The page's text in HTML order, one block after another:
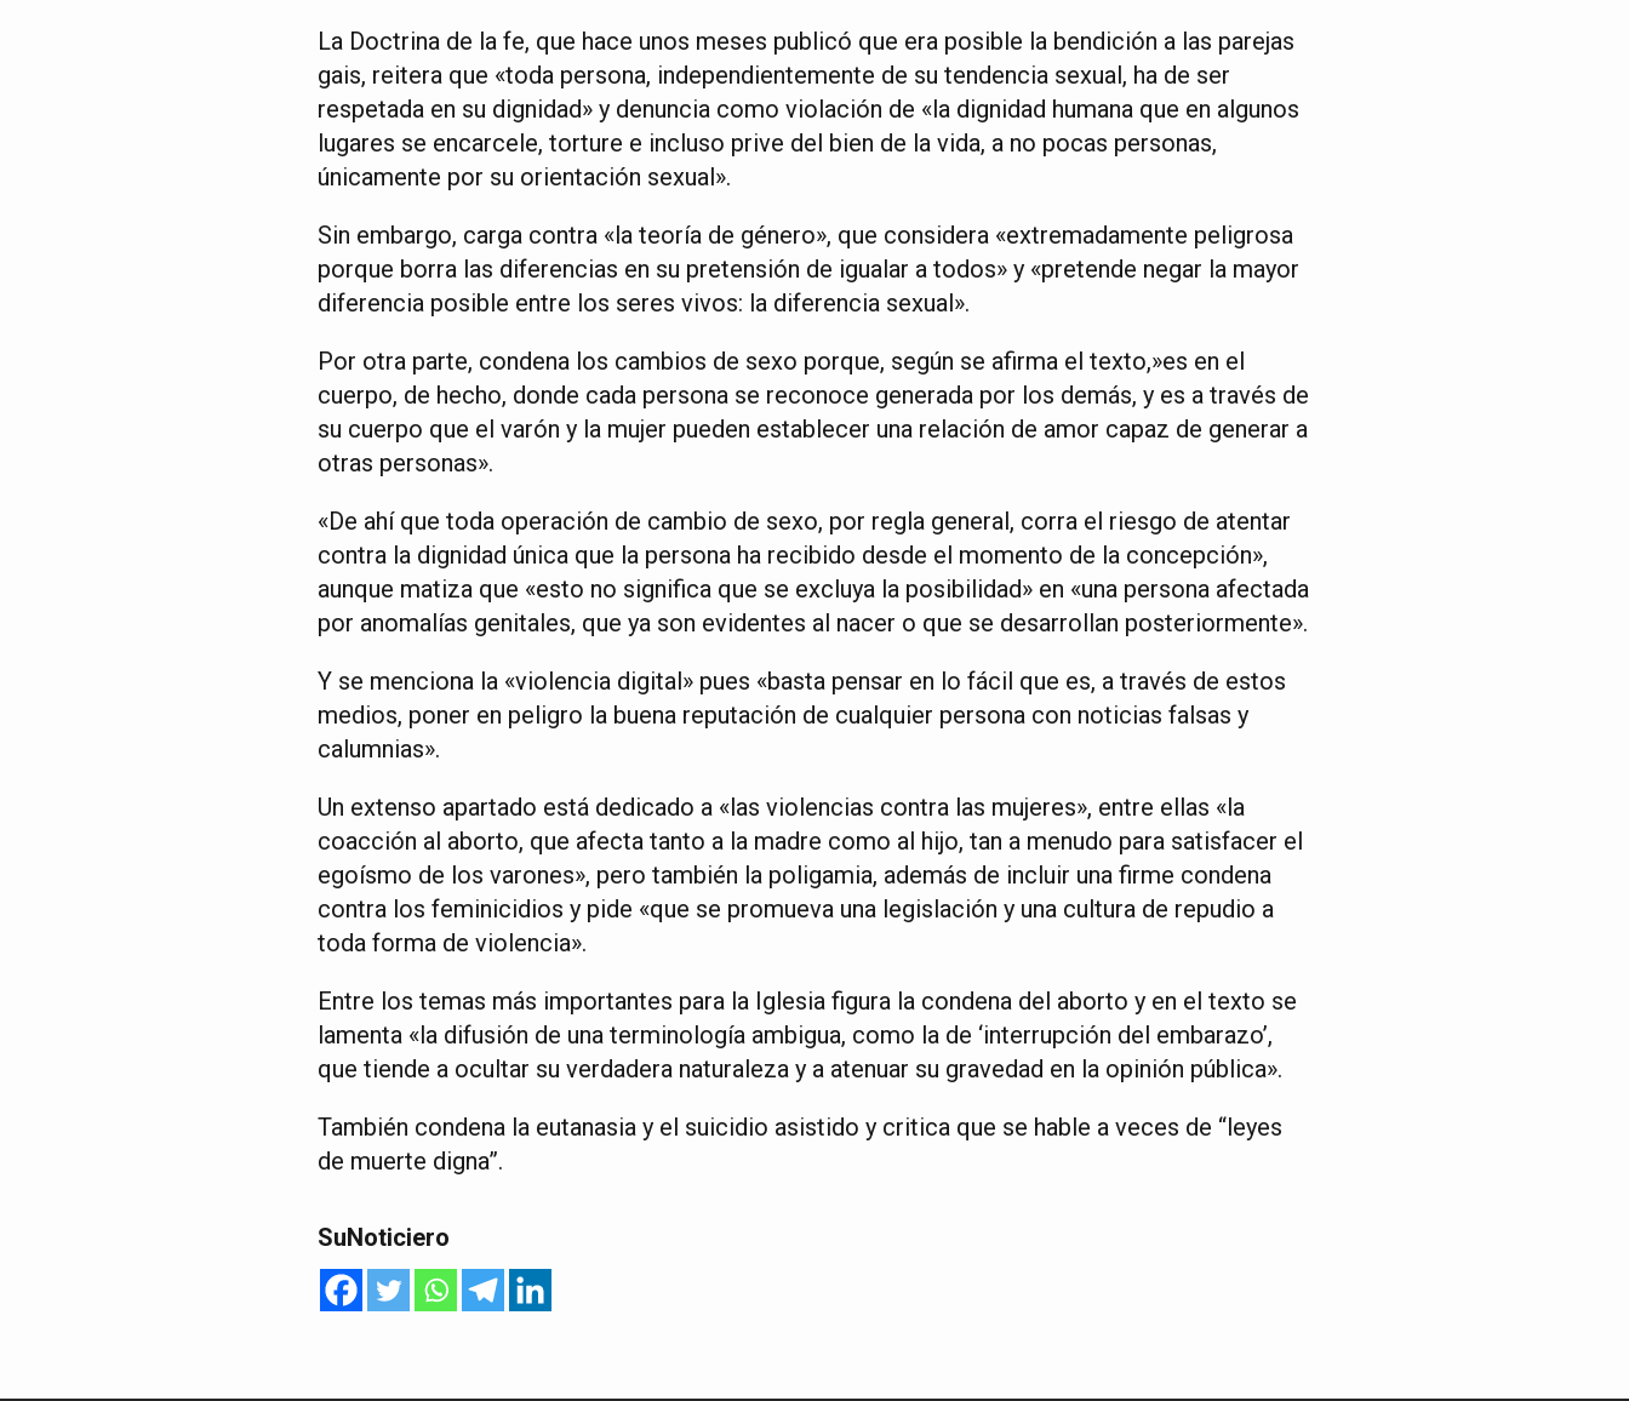
La Doctrina de la fe, que hace unos meses publicó que era posible la bendición a las parejas
gais, reitera que «toda persona, independientemente de su tendencia sexual, ha de ser
respetada en su dignidad» y denuncia como violación de «la dignidad humana que en algunos
lugares se encarcele, torture e incluso prive del bien de la vida, a no pocas personas,
únicamente por su orientación sexual».
Sin embargo, carga contra «la teoría de género», que considera «extremadamente peligrosa
porque borra las diferencias en su pretensión de igualar a todos» y «pretende negar la mayor
diferencia posible entre los seres vivos: la diferencia sexual».
Por otra parte, condena los cambios de sexo porque, según se afirma el texto,»es en el
cuerpo, de hecho, donde cada persona se reconoce generada por los demás, y es a través de
su cuerpo que el varón y la mujer pueden establecer una relación de amor capaz de generar a
otras personas».
«De ahí que toda operación de cambio de sexo, por regla general, corra el riesgo de atentar
contra la dignidad única que la persona ha recibido desde el momento de la concepción»,
aunque matiza que «esto no significa que se excluya la posibilidad» en «una persona afectada
por anomalías genitales, que ya son evidentes al nacer o que se desarrollan posteriormente».
Y se menciona la «violencia digital» pues «basta pensar en lo fácil que es, a través de estos
medios, poner en peligro la buena reputación de cualquier persona con noticias falsas y
calumnias».
Un extenso apartado está dedicado a «las violencias contra las mujeres», entre ellas «la
coacción al aborto, que afecta tanto a la madre como al hijo, tan a menudo para satisfacer el
egoísmo de los varones», pero también la poligamia, además de incluir una firme condena
contra los feminicidios y pide «que se promueva una legislación y una cultura de repudio a
toda forma de violencia».
Entre los temas más importantes para la Iglesia figura la condena del aborto y en el texto se
lamenta «la difusión de una terminología ambigua, como la de ‘interrupción del embarazo’,
que tiende a ocultar su verdadera naturaleza y a atenuar su gravedad en la opinión pública».
También condena la eutanasia y el suicidio asistido y critica que se hable a veces de “leyes
de muerte digna”.
SuNoticiero